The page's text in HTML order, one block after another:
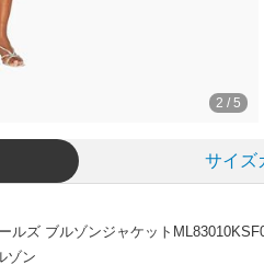
2 / 5
サイズ
ルズ ブルゾンジャケット
ゾン